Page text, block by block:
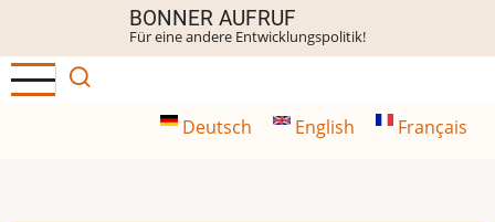
Inhalt
BONNER AUFRUF
Für eine andere Entwicklungspolitik!
Deutsch English Français